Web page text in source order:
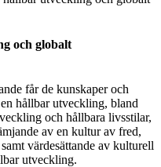
och globalt
får de kunskaper och
hållbar utveckling, bland
och hållbara livsstilar,
av en kultur av fred,
värdesättande av kulturell
utveckling.